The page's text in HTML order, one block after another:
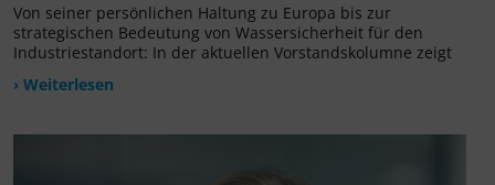
Von seiner persönlichen Haltung zu Europa bis zur
strategischen Bedeutung von Wassersicherheit für den
Industriestandort: In der aktuellen Vorstandskolumne zeigt
› Weiterlesen